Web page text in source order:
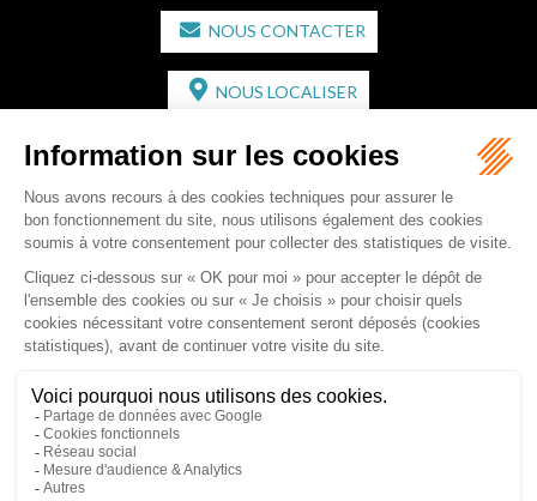
NOUS CONTACTER
NOUS LOCALISER
CABINET SECONDAIRE
2 bis Avenue de l'Europe
33350 ST MAGNE-DE-CASTILLON
Tél :05 57 55 87 30 - Fax : 05 57 51 73 64
Email :gaucher-piola@gaucher-piola-avocat.fr
NOUS CONTACTER
NOUS LOCALISER